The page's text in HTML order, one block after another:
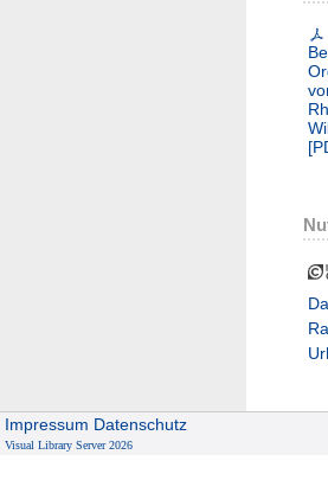
[
Impressum Datenschutz
Visual Library Server 2026